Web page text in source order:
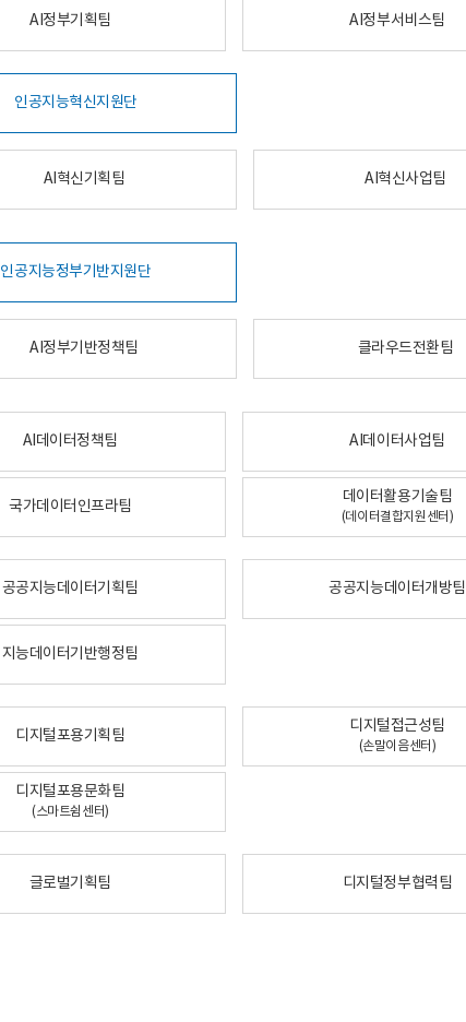
AI정부기획팀 AI정부서비스팀
인공지능혁신지원단
AI혁신기획팀 AI혁신사업팀
인공지능정부기반지원단
AI정부기반정책팀 클라우드전환팀
AI데이터정책팀 AI데이터사업팀
국가데이터인프라팀
데이터활용기술팀
(데이터결합지원센터)
공공지능데이터기획팀 공공지능데이터개방팀
지능데이터기반행정팀
디지털포용기획팀
디지털접근성팀
(손말이음센터)
디지털포용문화팀
(스마트쉼센터)
글로벌기획팀 디지털정부협력팀